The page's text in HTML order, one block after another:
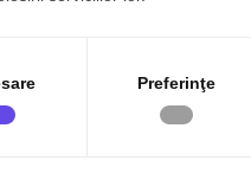
Preferinţe